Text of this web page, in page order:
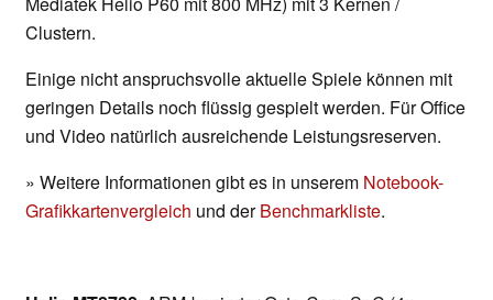
Clustern.
Einige nicht anspruchsvolle aktuelle Spiele können mit
geringen Details noch flüssig gespielt werden. Für Office
und Video natürlich ausreichende Leistungsreserven.
» Weitere Informationen gibt es in unserem Notebook-
Grafikkartenvergleich und derBenchmarkliste.